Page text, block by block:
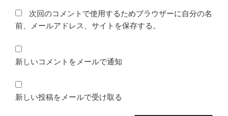
次回のコメントで使用するためブラウザーに自分の名
前、メールアドレス、サイトを保存する。
新しいコメントをメールで通知
新しい投稿をメールで受け取る